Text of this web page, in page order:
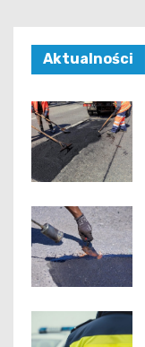
Aktualności